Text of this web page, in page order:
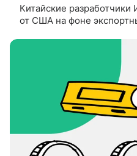
Китайские
от США на фоне